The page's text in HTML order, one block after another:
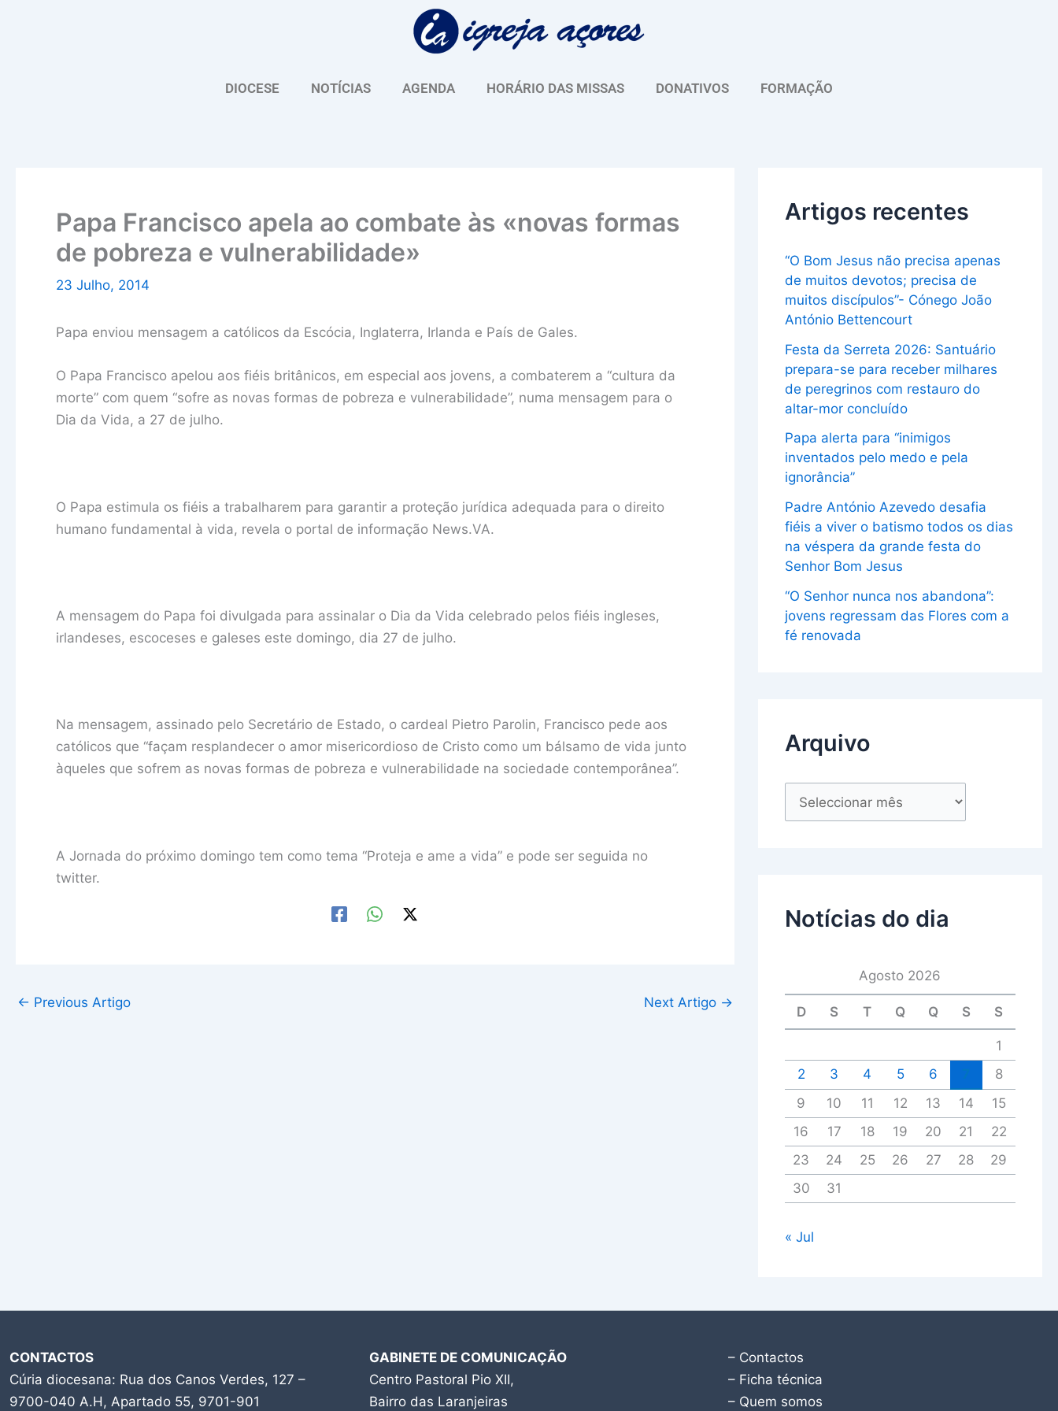
DIOCESE NOTÍCIAS AGENDA HORÁRIO DAS MISSAS DONATIVOS FORMAÇÃO
Papa Francisco apela ao combate às «novas formas
de pobreza e vulnerabilidade»
23 Julho, 2014
Papa enviou mensagem a católicos da Escócia, Inglaterra, Irlanda e País de Gales.
O Papa Francisco apelou aos fiéis britânicos, em especial aos jovens, a combaterem a “cultura da
morte” com quem “sofre as novas formas de pobreza e vulnerabilidade”, numa mensagem para o
Dia da Vida, a 27 de julho.
O Papa estimula os fiéis a trabalharem para garantir a proteção jurídica adequada para o direito
humano fundamental à vida, revela o portal de informação News.VA.
A mensagem do Papa foi divulgada para assinalar o Dia da Vida celebrado pelos fiéis ingleses,
irlandeses, escoceses e galeses este domingo, dia 27 de julho.
Na mensagem, assinado pelo Secretário de Estado, o cardeal Pietro Parolin, Francisco pede aos
católicos que “façam resplandecer o amor misericordioso de Cristo como um bálsamo de vida junto
àqueles que sofrem as novas formas de pobreza e vulnerabilidade na sociedade contemporânea”.
A Jornada do próximo domingo tem como tema “Proteja e ame a vida” e pode ser seguida no
twitter.
← Previous Artigo Next Artigo →
Artigos recentes
“O Bom Jesus não precisa apenas
de muitos devotos; precisa de
muitos discípulos”- Cónego João
António Bettencourt
Festa da Serreta 2026: Santuário
prepara-se para receber milhares
de peregrinos com restauro do
altar-mor concluído
Papa alerta para “inimigos
inventados pelo medo e pela
ignorância”
Padre António Azevedo desafia
fiéis a viver o batismo todos os dias
na véspera da grande festa do
Senhor Bom Jesus
“O Senhor nunca nos abandona”:
jovens regressam das Flores com a
fé renovada
Arquivo
u
Notícias do dia
Agosto 2026
D S T Q Q S S
1
2
3 4 5 6
8
9
10 11 12 13 14
15
16
17 18 19 20 21
22
23
24 25 26 27 28
29
30
31
« Jul
CONTACTOS
Cúria diocesana: Rua dos Canos Verdes, 127 –
9700-040 A.H, Apartado 55, 9701-901
GABINETE DE COMUNICAÇÃO
Centro Pastoral Pio XII,
Bairro das Laranjeiras
– Contactos
– Ficha técnica
– Quem somos